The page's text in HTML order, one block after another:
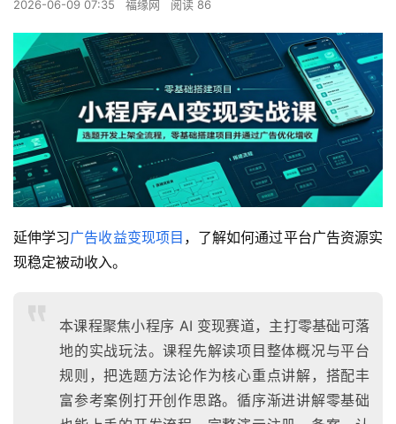
2026-06-09 07:35 福缘网 阅读 86
延伸学习广告收益变现项目 ，了解如何通过平台广告资源实
现稳定被动收入。
本课程聚焦小程序 AI 变现赛道，主打零基础可落
地的实战玩法。课程先解读项目整体概况与平台
规则，把选题方法论作为核心重点讲解，搭配丰
富参考案例打开创作思路。循序渐进讲解零基础